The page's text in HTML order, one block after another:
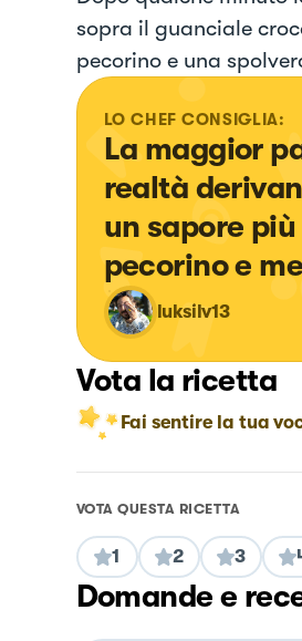
sopra il guanciale
pecorino e una
LO CHEF CONSIGLIA:
La maggior
realtà
un sapore
pecorino e
luksilv13
Vota la ricetta
Fai sentire la tua
VOTA QUESTA RICETTA
1 2 3
Domande e